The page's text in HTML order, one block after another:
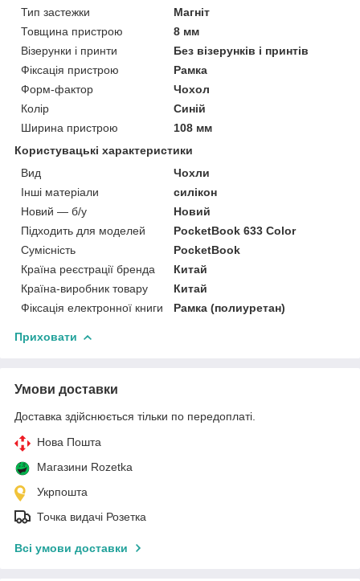
Тип застежки
Магніт
Товщина пристрою
8 мм
Візерунки і принти
Без візерунків і принтів
Фіксація пристрою
Рамка
Форм-фактор
Чохол
Колір
Синій
Ширина пристрою
108 мм
Користувацькі характеристики
Вид
Чохли
Інші матеріали
силікон
Новий — б/у
Новий
Підходить для моделей
PocketBook 633 Color
Сумісність
PocketBook
Країна реєстрації бренда
Китай
Країна-виробник товару
Китай
Фіксація електронної книги
Рамка (полиуретан)
Приховати
Умови доставки
Доставка здійснюється тільки по передоплаті.
Нова Пошта
Магазини Rozetka
Укрпошта
Точка видачі Розетка
Всі умови доставки